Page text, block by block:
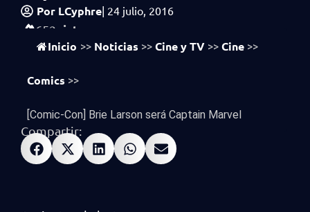
Por LCyphre| 24 julio, 2016
652 vistas
Inicio >> Noticias >> Cine y TV >> Cine >>
Comics >>
[Comic-Con] Brie Larson será Captain Marvel
Compartir: